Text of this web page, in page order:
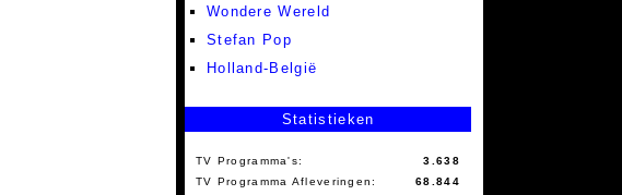
Wondere Wereld
Stefan Pop
Holland-België
Statistieken
TV Programma's:
3.638
TV Programma Afleveringen:
68.844